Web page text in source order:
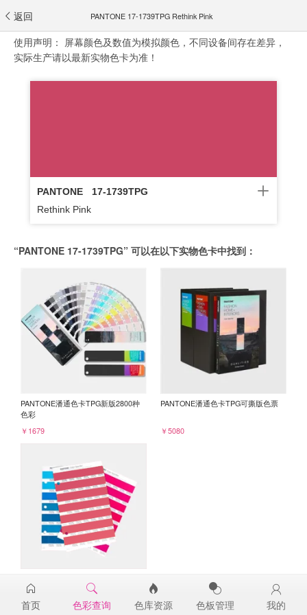
返回 PANTONE 17-1739TPG Rethink Pink
使用声明： 屏幕颜色及数值为模拟颜色，不同设备间存在差异，
实际生产请以最新实物色卡为准！
PANTONE
17-1739TPG
Rethink Pink
“PANTONE 17-1739TPG” 可以在以下实物色卡中找到：
PANTONE潘通色卡TPG新版2800种
色彩
￥1679
PANTONE潘通色卡TPG可撕版色票
￥5080
17-1739TPG
￥98
首页 色彩查询 色库资源 色板管理 我的